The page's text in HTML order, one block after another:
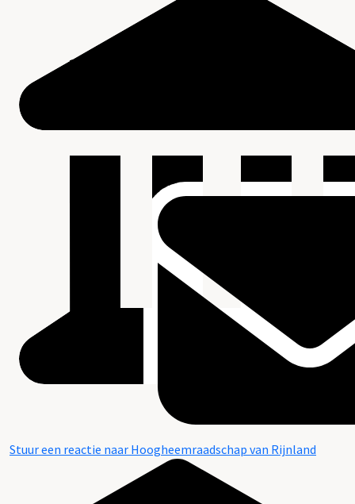
Stuur een reactie naar Hoogheemraadschap van Rijnland